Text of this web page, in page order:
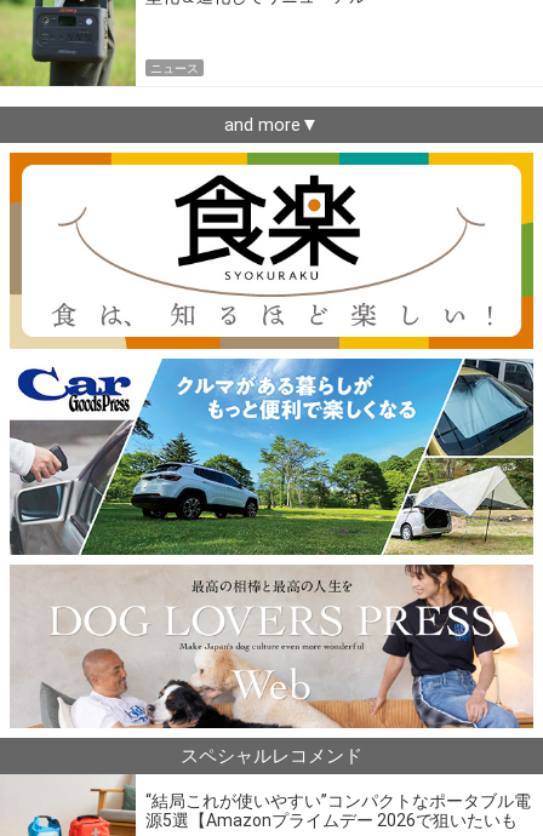
ニュース
and more▼
スペシャルレコメンド
“結局これが使いやすい”コンパクトなポータブル電
源5選【Amazonプライムデー 2026で狙いたいも